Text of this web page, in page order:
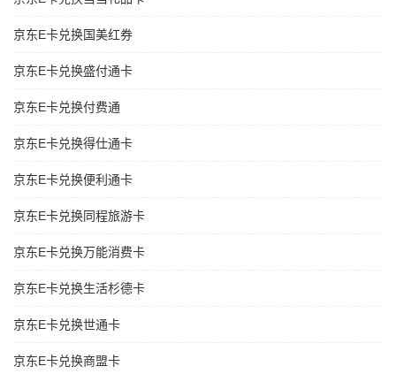
京东E卡兑换国美红券
京东E卡兑换盛付通卡
京东E卡兑换付费通
京东E卡兑换得仕通卡
京东E卡兑换便利通卡
京东E卡兑换同程旅游卡
京东E卡兑换万能消费卡
京东E卡兑换生活杉德卡
京东E卡兑换世通卡
京东E卡兑换商盟卡